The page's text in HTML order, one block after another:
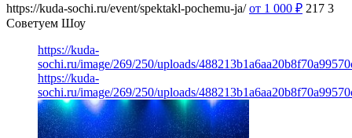
https://kuda-sochi.ru/event/spektakl-pochemu-ja/ от 1 000 ₽ 217 3
Советуем Шоу
https://kuda-
sochi.ru/image/269/250/uploads/
https://kuda-
sochi.ru/image/269/250/uploads/